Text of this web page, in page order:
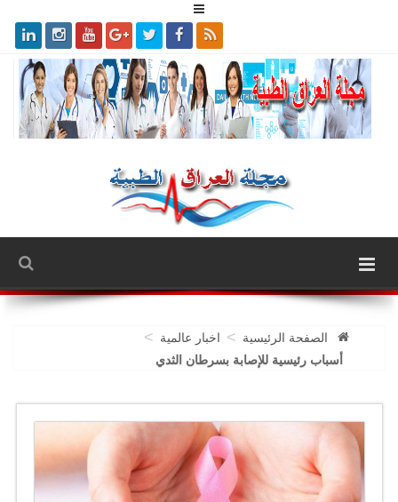
الصفحة الرئيسية > اخبار عالمية >
أسباب رئيسية للإصابة بسرطان الثدي